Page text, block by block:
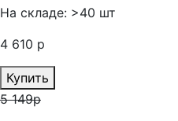
На складе: >40 шт
4 610 р
Купить
5 149р